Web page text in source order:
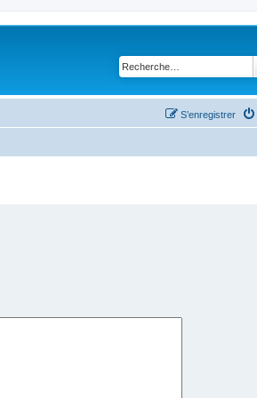
S’enregistrer